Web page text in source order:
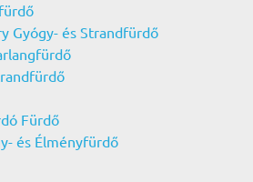
Gyógy- és Strandfürdő
Fürdő
és Élményfürdő